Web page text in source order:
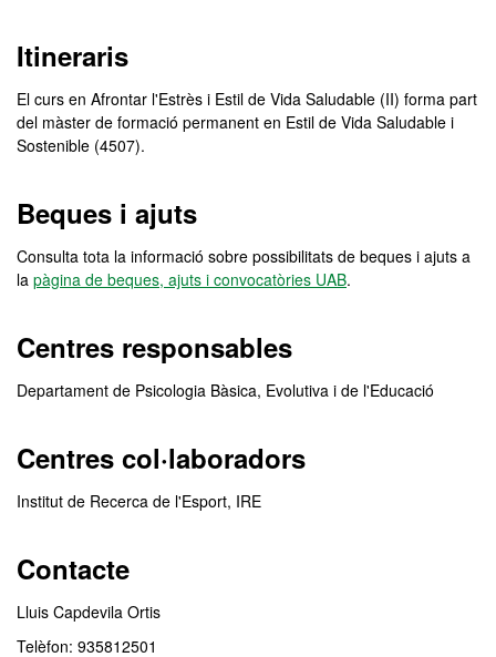
Itineraris
El curs en Afrontar l'Estrès i Estil de Vida Saludable (II) forma part
del màster de formació permanent en Estil de Vida Saludable i
Sostenible (4507).
Beques i ajuts
Consulta tota la informació sobre possibilitats de beques i ajuts a
la pàgina de beques, ajuts i convocatòries UAB.
Centres responsables
Departament de Psicologia Bàsica, Evolutiva i de l'Educació
Centres col·laboradors
Institut de Recerca de l'Esport, IRE
Contacte
Lluis Capdevila Ortis
Telèfon: 935812501